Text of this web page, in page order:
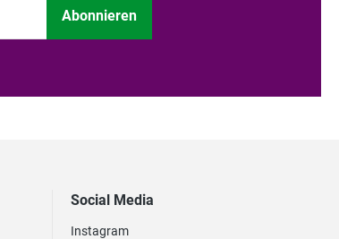
Abonnieren
Social Media
Instagram